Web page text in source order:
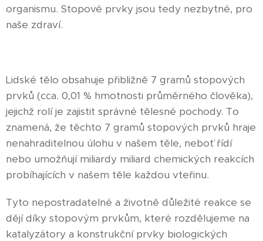
organismu. Stopové prvky jsou tedy nezbytné, pro
naše zdraví.
Lidské tělo obsahuje přibližně 7 gramů stopových
prvků (cca. 0,01 % hmotnosti průměrného člověka),
jejichž rolí je zajistit správné tělesné pochody. To
znamená, že těchto 7 gramů stopových prvků hraje
nenahraditelnou úlohu v našem těle, neboť řídí
nebo umožňují miliardy miliard chemických reakcích
probíhajících v našem těle každou vteřinu.
Tyto nepostradatelné a životně důležité reakce se
dějí díky stopovým prvkům, které rozdělujeme na
katalyzátory a konstrukční prvky biologických